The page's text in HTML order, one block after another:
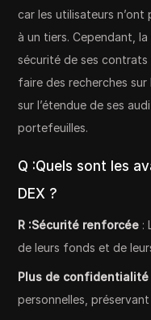
car les utilisateurs
à un tiers. Cependant,
sécurité de ses
faire des recherches
sur l’étendue de ses
portefeuilles.
Q :Quels sont les
DEX ?
R :Sécurité renforcée :
de leurs fonds et de
Plus de confidentialité
personnelles, préservant